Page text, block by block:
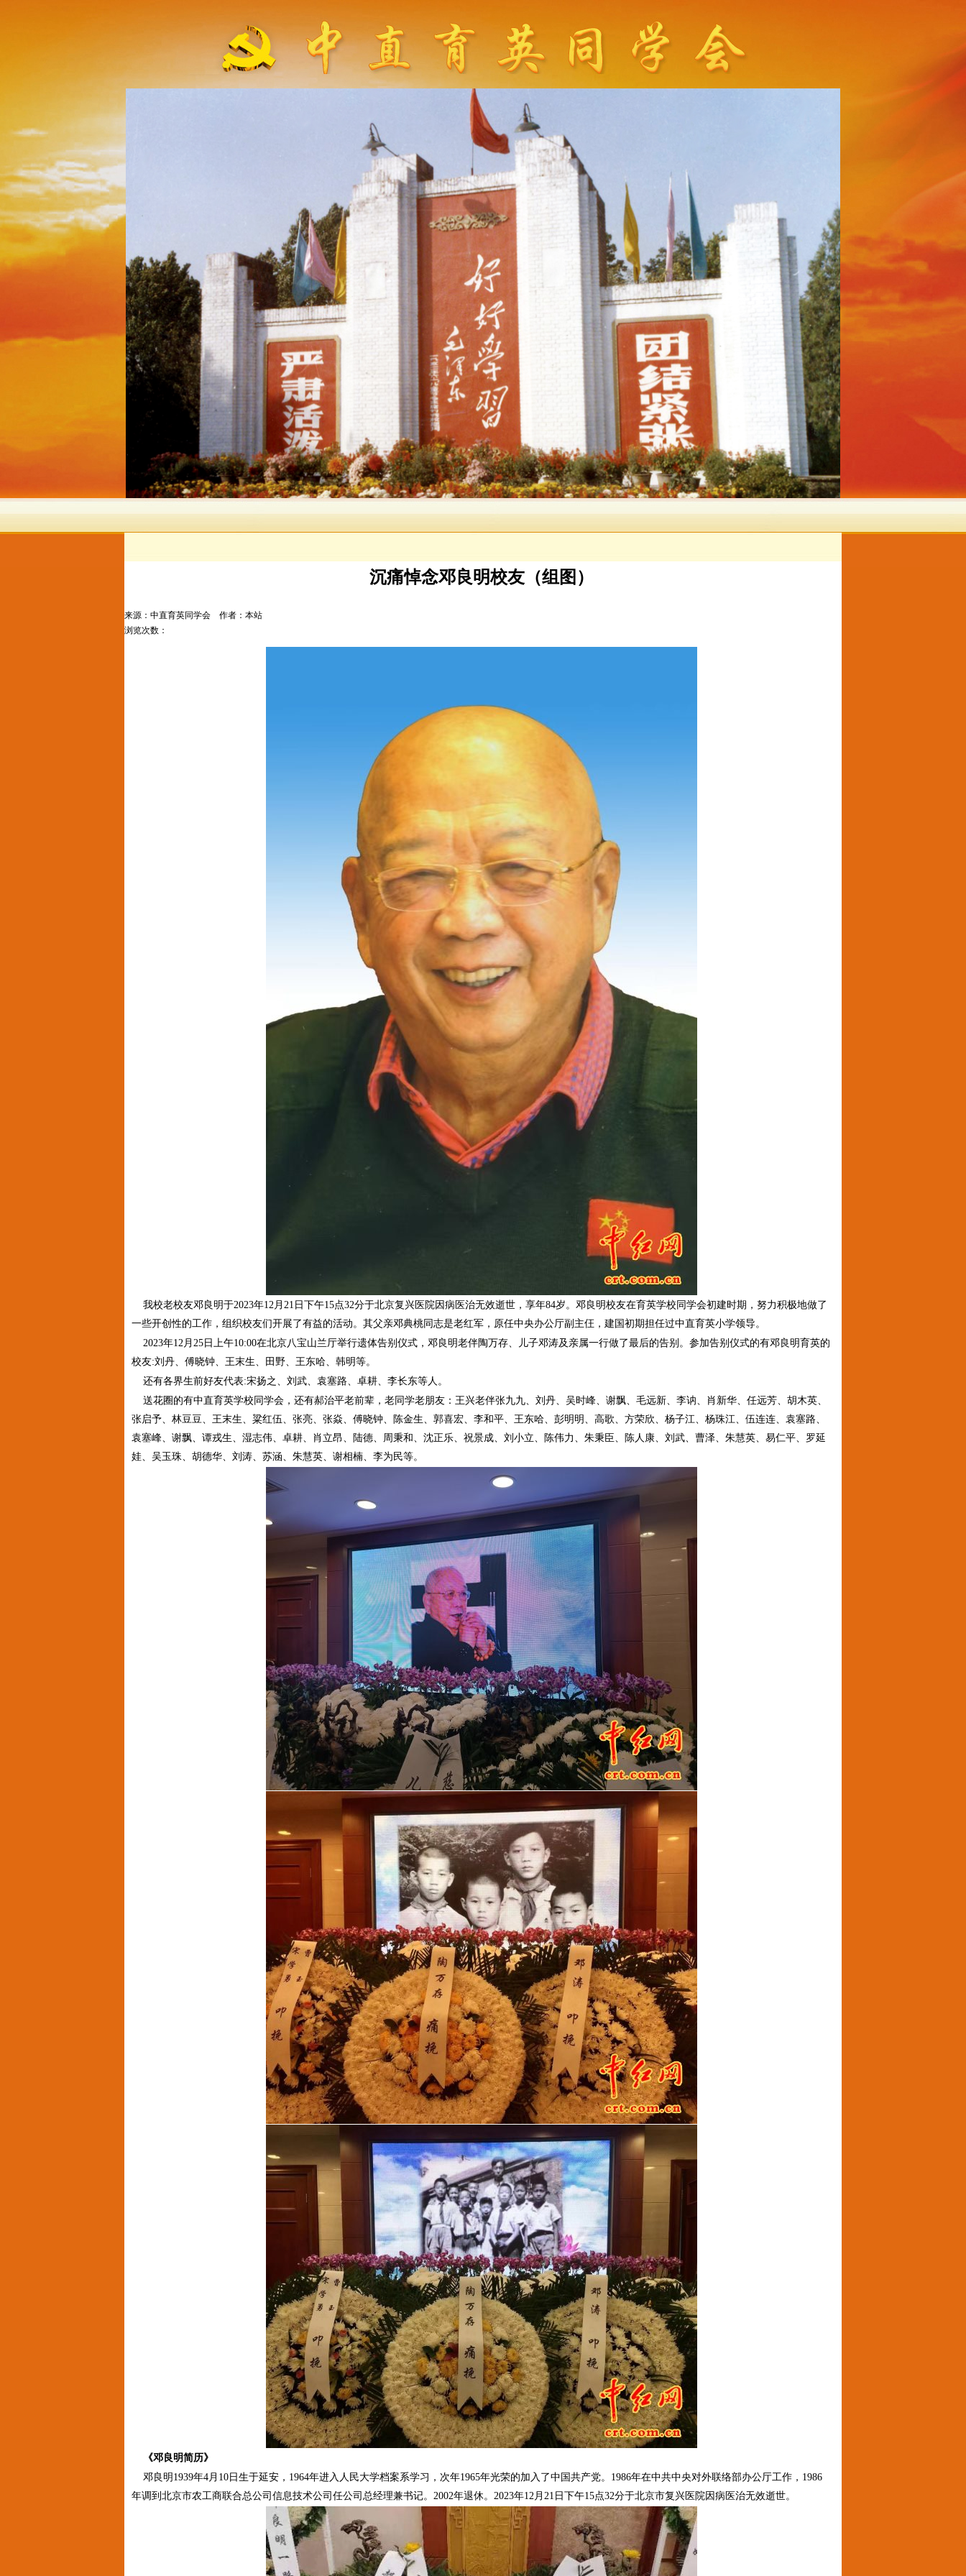
沉痛悼念邓良明校友（组图）
来源： 中直育英同学会 作者： 本站
浏览次数：
我校老校友邓良明于2023年12月21日下午15点32分于北京复兴医院因病医治无效逝世，享年84岁。邓良明校友在育英学校同学会初建时期，努力积极地做了
一些开创性的工作，组织校友们开展了有益的活动。其父亲邓典桃同志是老红军，原任中央办公厅副主仼，建国初期担任过中直育英小学领导。
2023年12月25日上午10:00在北京八宝山兰厅举行遗体告别仪式，邓良明老伴陶万存、儿子邓涛及亲属一行做了最后的告别。参加告别仪式的有邓良明育英的
校友:刘丹、傅晓钟、王末生、田野、王东哈、韩明等。
还有各界生前好友代表:宋扬之、刘武、袁塞路、卓耕、李长东等人。
送花圈的有中直育英学校同学会，还有郝治平老前辈，老同学老朋友：王兴老伴张九九、刘丹、吴时峰、谢飘、毛远新、李讷、肖新华、任远芳、胡木英、
张启予、林豆豆、王末生、粱红伍、张亮、张焱、傅晓钟、陈金生、郭喜宏、李和平、王东哈、彭明明、高歌、方荣欣、杨子江、杨珠江、伍连连、袁塞路、
袁塞峰、谢飘、谭戎生、湿志伟、卓耕、肖立昂、陆德、周秉和、沈正乐、祝景成、刘小立、陈伟力、朱秉臣、陈人康、刘武、曹泽、朱慧英、易仁平、罗延
娃、吴玉珠、胡德华、刘涛、苏涵、朱慧英、谢相楠、李为民等。
《邓良明简历》
邓良明1939年4月10日生于延安，1964年进入人民大学档案系学习，次年1965年光荣的加入了中国共产党。1986年在中共中央对外联络部办公厅工作，1986
年调到北京市农工商联合总公司信息技术公司任公司总经理兼书记。2002年退休。2023年12月21日下午15点32分于北京市复兴医院因病医治无效逝世。